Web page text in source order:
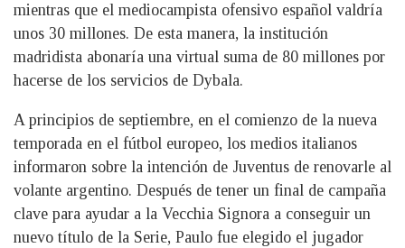
mientras que el mediocampista ofensivo español valdría
unos 30 millones. De esta manera, la institución
madridista abonaría una virtual suma de 80 millones por
hacerse de los servicios de Dybala.
A principios de septiembre, en el comienzo de la nueva
temporada en el fútbol europeo, los medios italianos
informaron sobre la intención de Juventus de renovarle al
volante argentino. Después de tener un final de campaña
clave para ayudar a la Vecchia Signora a conseguir un
nuevo título de la Serie, Paulo fue elegido el jugador